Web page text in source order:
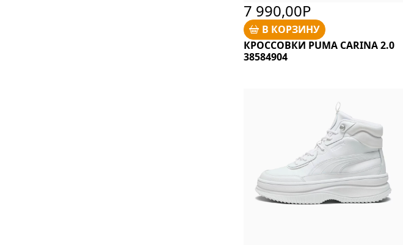
7 990,00Р
В КОРЗИНУ
КРОССОВКИ PUMA CARINA 2.0
38584904